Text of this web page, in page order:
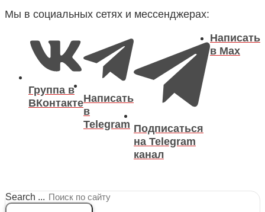
Мы в социальных сетях и мессенджерах:
Группа в
ВКонтактеНаписать
в
Telegram Подписаться
на Telegram
канал
Написать
в Max
Search ...